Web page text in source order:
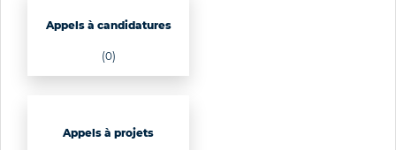
Appels à candidatures
(0)
Appels à projets